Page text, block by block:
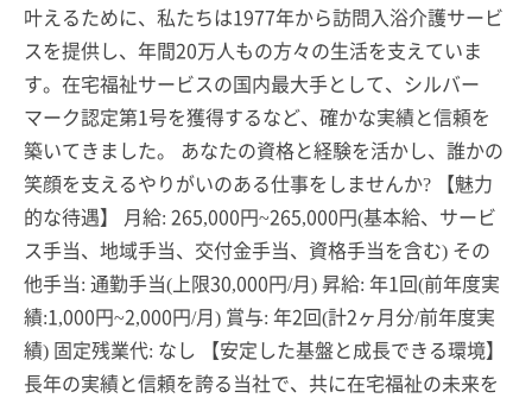
叶えるために、私たちは1977年から訪問入浴介護サービ
スを提供し、年間20万人もの方々の生活を支えていま
す。在宅福祉サービスの国内最大手として、シルバー
マーク認定第1号を獲得するなど、確かな実績と信頼を
築いてきました。 あなたの資格と経験を活かし、誰かの
笑顔を支えるやりがいのある仕事をしませんか? 【魅力
的な待遇】 月給: 265,000円~265,000円(基本給、サービ
ス手当、地域手当、交付金手当、資格手当を含む) その
他手当: 通勤手当(上限30,000円/月) 昇給: 年1回(前年度実
績:1,000円~2,000円/月) 賞与: 年2回(計2ヶ月分/前年度実
績) 固定残業代: なし 【安定した基盤と成長できる環境】
長年の実績と信頼を誇る当社で、共に在宅福祉の未来を